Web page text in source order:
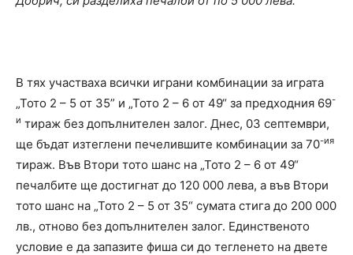
В тях участваха всички играни комбинации за играта
„Тото 2 – 5 от 35” и „Тото 2 – 6 от 49“ за предходния 69-
и тираж без допълнителен залог. Днес, 03 септември,
ще бъдат изтеглени печелившите комбинации за 70-ия
тираж. Във Втори тото шанс на „Тото 2 – 6 от 49“
печалбите ще достигнат до 120 000 лева, а във Втори
тото шанс на „Тото 2 – 5 от 35“ сумата стига до 200 000
лв., отново без допълнителен залог. Единственото
условие е да запазите фиша си до тегленето на двете